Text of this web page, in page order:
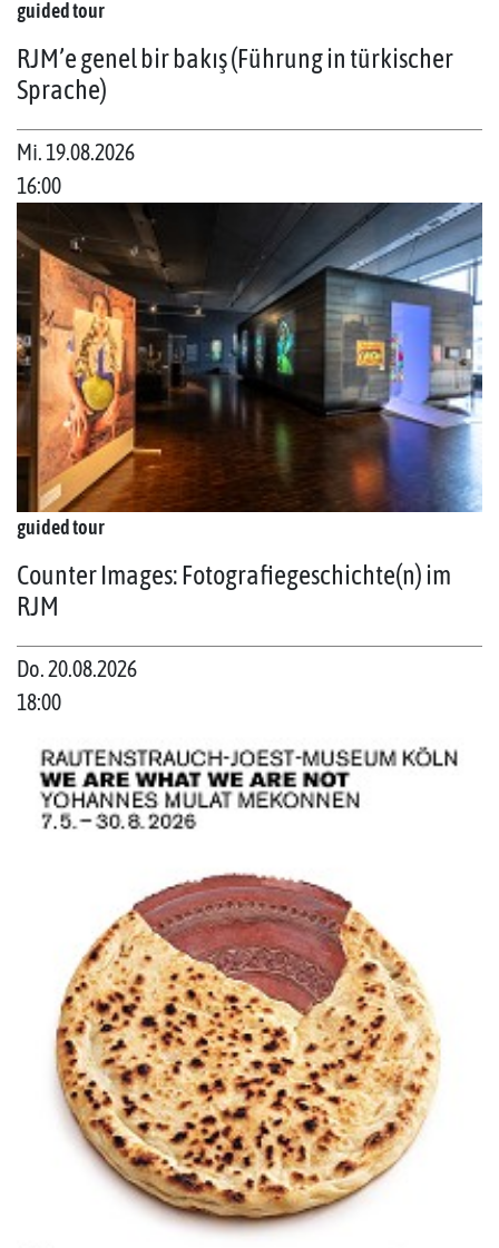
guided tour
RJM’e genel bir bakış (Führung in türkischer
Sprache)
Mi. 19.08.2026
16:00
guided tour
Counter Images: Fotografiegeschichte(n) im
RJM
Do. 20.08.2026
18:00